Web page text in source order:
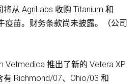
从 AgriLabs 收购 Titanium 和
疫苗。财务条款尚未披露。（公司
Vetmedica 推出了新的 Vetera XP
Richmond/07、Ohio/03 和